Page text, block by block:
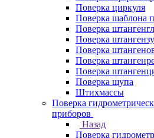
Поверка циркуля
Поверка шаблона
Поверка
Поверка
Поверка
Поверка
Поверка
Поверка щупа
Штихмассы
Поверка
приборов
Назад
Поверка